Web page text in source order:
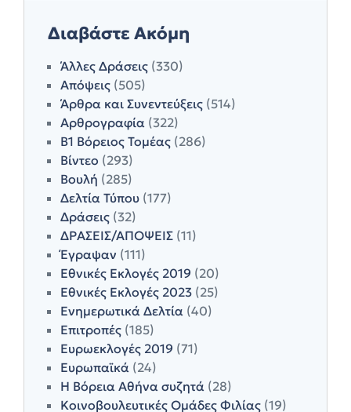
Διαβάστε Ακόμη
Άλλες Δράσεις (330)
Απόψεις (505)
Άρθρα και Συνεντεύξεις (514)
Αρθρογραφία (322)
Β1 Βόρειος Τομέας (286)
Βίντεο (293)
Βουλή (285)
Δελτία Τύπου (177)
Δράσεις (32)
ΔΡΑΣΕΙΣ/ΑΠΟΨΕΙΣ (11)
Έγραψαν (111)
Εθνικές Εκλογές 2019 (20)
Εθνικές Εκλογές 2023 (25)
Ενημερωτικά Δελτία (40)
Επιτροπές (185)
Ευρωεκλογές 2019 (71)
Ευρωπαϊκά (24)
Η Βόρεια Αθήνα συζητά (28)
Κοινοβουλευτικές Ομάδες Φιλίας (19)